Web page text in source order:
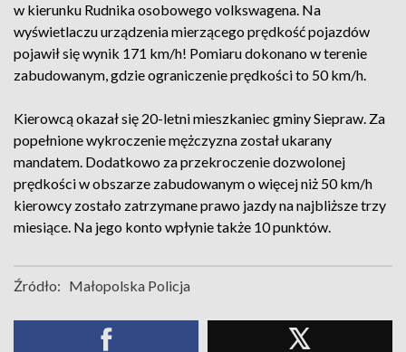
w kierunku Rudnika osobowego volkswagena. Na
wyświetlaczu urządzenia mierzącego prędkość pojazdów
pojawił się wynik 171 km/h! Pomiaru dokonano w terenie
zabudowanym, gdzie ograniczenie prędkości to 50 km/h.
Kierowcą okazał się 20-letni mieszkaniec gminy Siepraw. Za
popełnione wykroczenie mężczyzna został ukarany
mandatem. Dodatkowo za przekroczenie dozwolonej
prędkości w obszarze zabudowanym o więcej niż 50 km/h
kierowcy zostało zatrzymane prawo jazdy na najbliższe trzy
miesiące. Na jego konto wpłynie także 10 punktów.
Źródło: Małopolska Policja